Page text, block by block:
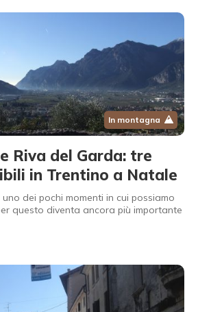
In montagna
Riva del Garda: tre
in Trentino a Natale
dei pochi momenti in cui possiamo
questo diventa ancora più importante